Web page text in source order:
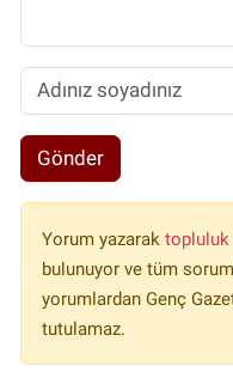
Gönder
Yorum yazarak topluluk
bulunuyor ve tüm
yorumlardan Genç
tutulamaz.